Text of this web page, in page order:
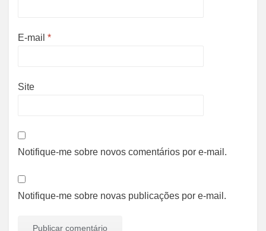
E-mail *
Site
Notifique-me sobre novos comentários por e-mail.
Notifique-me sobre novas publicações por e-mail.